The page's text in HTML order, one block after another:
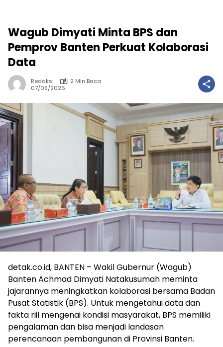
Wagub Dimyati Minta BPS dan
Pemprov Banten Perkuat Kolaborasi
Data
Redaksi
2 Min Baca
07/05/2026
detak.co.id, BANTEN – Wakil Gubernur (Wagub)
Banten Achmad Dimyati Natakusumah meminta
jajarannya meningkatkan kolaborasi bersama Badan
Pusat Statistik (BPS). Untuk mengetahui data dan
fakta riil mengenai kondisi masyarakat, BPS memiliki
pengalaman dan bisa menjadi landasan
perencanaan pembangunan di Provinsi Banten.